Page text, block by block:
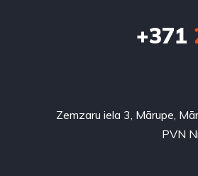
+371
Zemzaru iela 3, Mārupe,
PVN